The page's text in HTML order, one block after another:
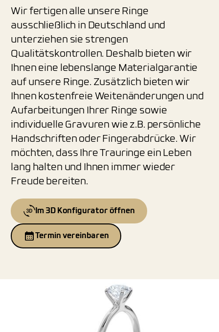
Wir fertigen alle unsere Ringe
ausschließlich in Deutschland und
unterziehen sie strengen
Qualitätskontrollen. Deshalb bieten wir
Ihnen eine lebenslange Materialgarantie
auf unsere Ringe. Zusätzlich bieten wir
Ihnen kostenfreie Weitenänderungen und
Aufarbeitungen Ihrer Ringe sowie
individuelle Gravuren wie z.B. persönliche
Handschriften oder Fingerabdrücke. Wir
möchten, dass Ihre Trauringe ein Leben
lang halten und Ihnen immer wieder
Freude bereiten.
Im 3D Konfigurator öffnen
Termin vereinbaren